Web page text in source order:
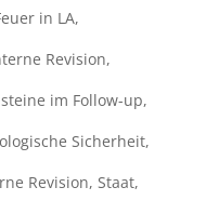
in LA,
Revision,
im Follow-up,
Sicherheit,
Revision, Staat,